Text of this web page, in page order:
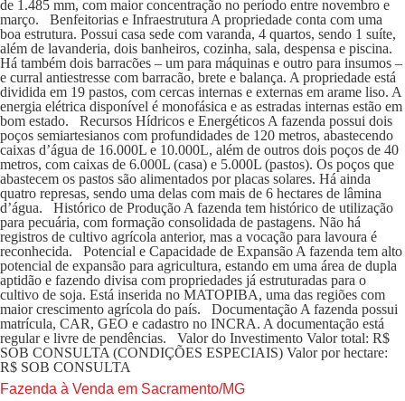
de 1.485 mm, com maior concentração no período entre novembro e
março. Benfeitorias e Infraestrutura A propriedade conta com uma
boa estrutura. Possui casa sede com varanda, 4 quartos, sendo 1 suíte,
além de lavanderia, dois banheiros, cozinha, sala, despensa e piscina.
Há também dois barracões – um para máquinas e outro para insumos –
e curral antiestresse com barracão, brete e balança. A propriedade está
dividida em 19 pastos, com cercas internas e externas em arame liso. A
energia elétrica disponível é monofásica e as estradas internas estão em
bom estado. Recursos Hídricos e Energéticos A fazenda possui dois
poços semiartesianos com profundidades de 120 metros, abastecendo
caixas d’água de 16.000L e 10.000L, além de outros dois poços de 40
metros, com caixas de 6.000L (casa) e 5.000L (pastos). Os poços que
abastecem os pastos são alimentados por placas solares. Há ainda
quatro represas, sendo uma delas com mais de 6 hectares de lâmina
d’água. Histórico de Produção A fazenda tem histórico de utilização
para pecuária, com formação consolidada de pastagens. Não há
registros de cultivo agrícola anterior, mas a vocação para lavoura é
reconhecida. Potencial e Capacidade de Expansão A fazenda tem alto
potencial de expansão para agricultura, estando em uma área de dupla
aptidão e fazendo divisa com propriedades já estruturadas para o
cultivo de soja. Está inserida no MATOPIBA, uma das regiões com
maior crescimento agrícola do país. Documentação A fazenda possui
matrícula, CAR, GEO e cadastro no INCRA. A documentação está
regular e livre de pendências. Valor do Investimento Valor total: R$
SOB CONSULTA (CONDIÇÕES ESPECIAIS) Valor por hectare:
R$ SOB CONSULTA
Fazenda à Venda em Sacramento/MG